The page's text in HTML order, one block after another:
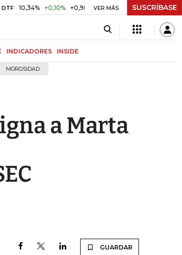
+0,10% +0,98% UVR $ 416,86 +$ 0,05 +0,01%
VER MÁS SUSCRÍBASE
INDICADORES INSIDE
MOROSIDAD
a Marta
GUARDAR